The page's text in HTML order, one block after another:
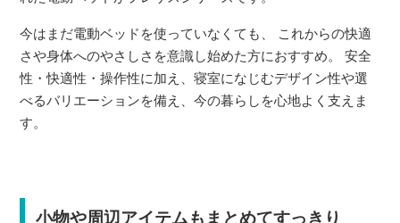
今はまだ電動ベッドを使っていなくても、 これからの快適
さや身体へのやさしさを意識し始めた方におすすめ。 安全
性・快適性・操作性に加え、寝室になじむデザイン性や選
べるバリエーションを備え、今の暮らしを心地よく支えま
す。
小物や周辺アイテムもまとめてすっきり